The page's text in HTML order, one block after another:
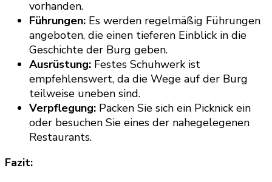
vorhanden.
Führungen: Es werden regelmäßig Führungen
angeboten, die einen tieferen Einblick in die
Geschichte der Burg geben.
Ausrüstung: Festes Schuhwerk ist
empfehlenswert, da die Wege auf der Burg
teilweise uneben sind.
Verpflegung: Packen Sie sich ein Picknick ein
oder besuchen Sie eines der nahegelegenen
Restaurants.
Fazit: